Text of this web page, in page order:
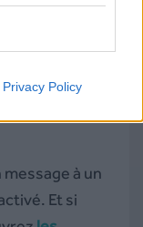
Privacy Policy
utilisateur
à un
Et si